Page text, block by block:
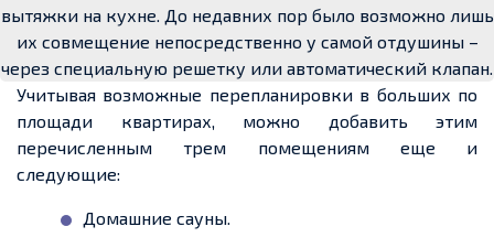
вытяжки на кухне. До недавних пор было возможно лишь
их совмещение непосредственно у самой отдушины –
через специальную решетку или автоматический клапан.
Учитывая возможные перепланировки в больших по
площади квартирах, можно добавить этим
перечисленным трем помещениям еще и
следующие:
Домашние сауны.